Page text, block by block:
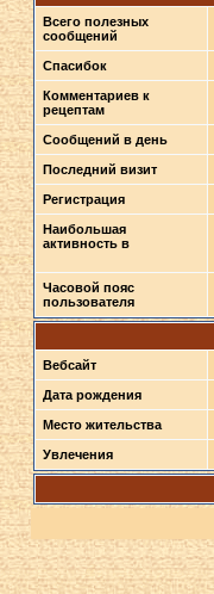
Всего полезных
сообщений
Спасибок
Комментариев к
рецептам
Сообщений в день
Последний визит
Регистрация
Наибольшая
активность в
Часовой пояс
пользователя
Вебсайт
Дата рождения
Место жительства
Увлечения